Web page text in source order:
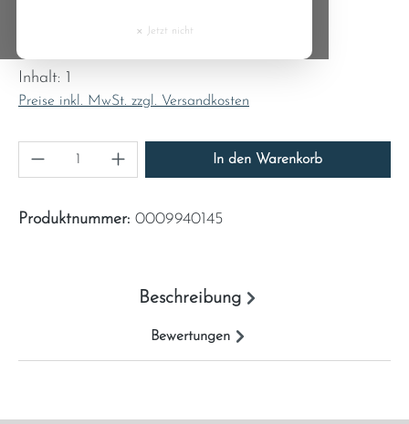
Inhalt: 1
Preise inkl. MwSt. zzgl. Versandkosten
Produkt Anzahl: Gib den gewünschten Wert
In den Warenkorb
Produktnummer: 0009940145
Beschreibung
Bewertungen
Czech Republic
Denmark
Estonia
× Jetzt nicht